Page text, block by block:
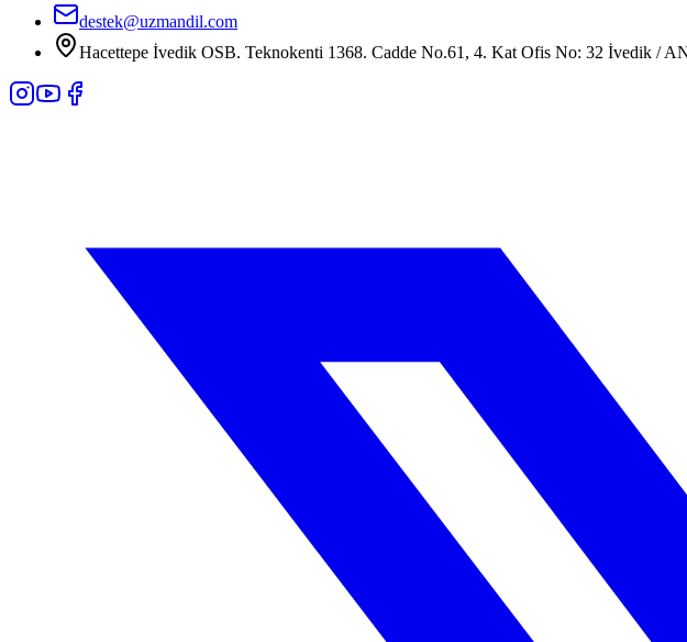
destek@uzmandil.com
Hacettepe İvedik OSB. Teknokenti 1368. Cadde No.61, 4. Kat Ofis No: 32 İvedik /